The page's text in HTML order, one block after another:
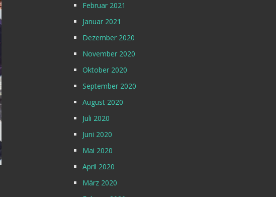
Februar 2021
Januar 2021
Dezember 2020
November 2020
Oktober 2020
September 2020
August 2020
Juli 2020
Juni 2020
Mai 2020
April 2020
März 2020